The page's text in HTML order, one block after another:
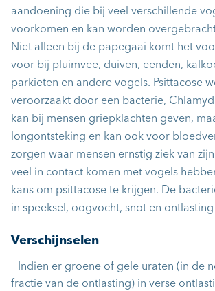
aandoening die bij veel verschillende
voorkomen en kan worden
Niet alleen bij de papegaai komt het
voor bij pluimvee, duiven, eenden,
parkieten en andere vogels. Psittacose
veroorzaakt door een bacterie,
kan bij mensen griepklachten geven,
longontsteking en kan ook voor
zorgen waar mensen ernstig ziek van
veel in contact komen met vogels
kans om psittacose te krijgen. De
in speeksel, oogvocht, snot en ontlasting
Verschijnselen
Indien er groene of gele uraten (in de
fractie van de ontlasting) in verse